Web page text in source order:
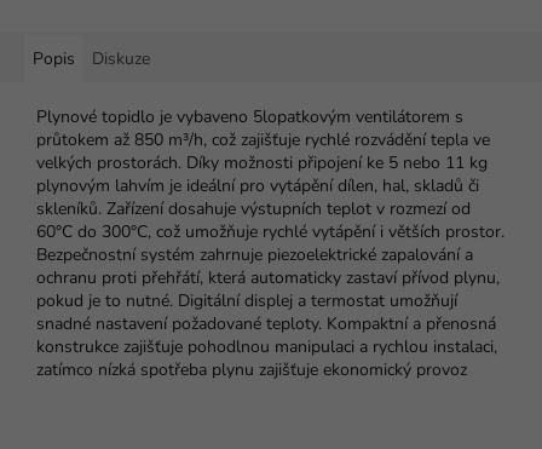
Popis Diskuze
Plynové topidlo je vybaveno 5lopatkovým ventilátorem s
průtokem až 850 m³/h, což zajišťuje rychlé rozvádění tepla ve
velkých prostorách. Díky možnosti připojení ke 5 nebo 11 kg
plynovým lahvím je ideální pro vytápění dílen, hal, skladů či
skleníků. Zařízení dosahuje výstupních teplot v rozmezí od
60°C do 300°C, což umožňuje rychlé vytápění i větších prostor.
Bezpečnostní systém zahrnuje piezoelektrické zapalování a
ochranu proti přehřátí, která automaticky zastaví přívod plynu,
pokud je to nutné. Digitální displej a termostat umožňují
snadné nastavení požadované teploty. Kompaktní a přenosná
konstrukce zajišťuje pohodlnou manipulaci a rychlou instalaci,
zatímco nízká spotřeba plynu zajišťuje ekonomický provoz